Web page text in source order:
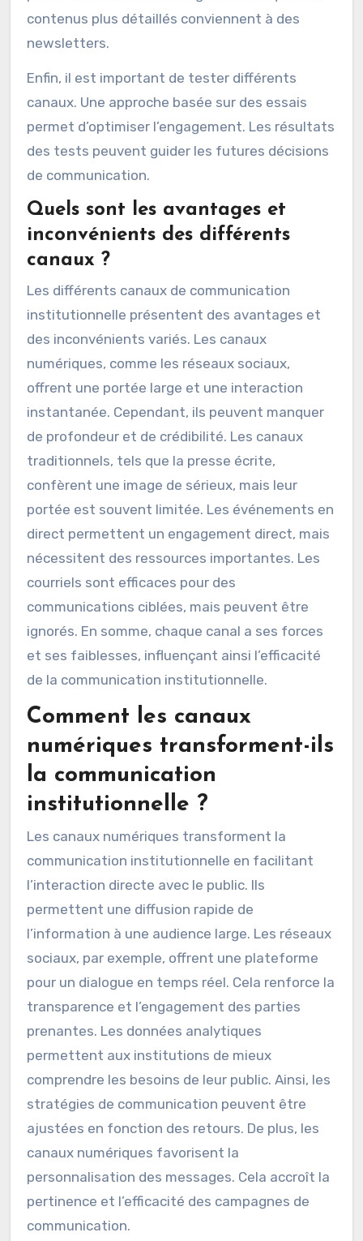
cette sélection. Les données montrent que 80
% des 18-24 ans utilisent Instagram, tandis que
plus, le type de message influence le canal. Les
informations visuelles se prêtent mieux à des
plateformes comme Instagram, alors que des
contenus plus détaillés conviennent à des
newsletters.
Enfin, il est important de tester différents
canaux. Une approche basée sur des essais
permet d’optimiser l’engagement. Les résultats
des tests peuvent guider les futures décisions
de communication.
Quels sont les avantages et
inconvénients des différents
canaux ?
Les différents canaux de communication
institutionnelle présentent des avantages et
des inconvénients variés. Les canaux
numériques, comme les réseaux sociaux,
offrent une portée large et une interaction
instantanée. Cependant, ils peuvent manquer
de profondeur et de crédibilité. Les canaux
traditionnels, tels que la presse écrite,
confèrent une image de sérieux, mais leur
portée est souvent limitée. Les événements en
direct permettent un engagement direct, mais
courriels sont efficaces pour des
communications ciblées, mais peuvent être
ignorés. En somme, chaque canal a ses forces
et ses faiblesses, influençant ainsi l’efficacité
Comment les canaux
numériques transforment-ils
la communication
institutionnelle ?
Les canaux numériques transforment la
communication institutionnelle en facilitant
l’interaction directe avec le public. Ils
permettent une diffusion rapide de
l’information à une audience large. Les réseaux
sociaux, par exemple, offrent une plateforme
pour un dialogue en temps réel. Cela renforce la
transparence et l’engagement des parties
prenantes. Les données analytiques
permettent aux institutions de mieux
comprendre les besoins de leur public. Ainsi, les